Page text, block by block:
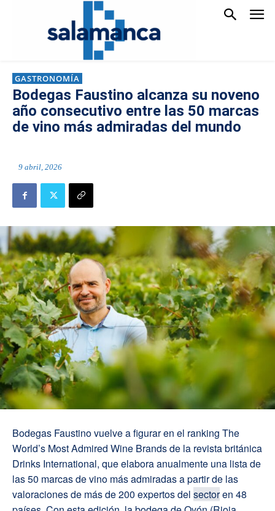
GASTRONOMÍA
Bodegas Faustino alcanza su noveno
año consecutivo entre las 50 marcas
de vino más admiradas del mundo
9 abril, 2026
Bodegas Faustino vuelve a figurar en el ranking The
World’s Most Admired Wine Brands de la revista británica
Drinks International, que elabora anualmente una lista de
las 50 marcas de vino más admiradas a partir de las
valoraciones de más de 200 expertos del sectoren 48